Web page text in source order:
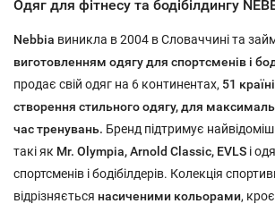
Одяг для фітнесу та бодібілдингу
Nebbia виникла в 2004 в Словаччині та
виготовленням одягу для спортсменів і
продає свій одяг на 6 континентах, 51 країні
створення стильного одягу, для
час тренувань. Бренд підтримує
такі як Mr. Olympia, Arnold Classic, EVLS і
спортсменів і бодібілдерів. Колекція
відрізняється насиченими кольорами,